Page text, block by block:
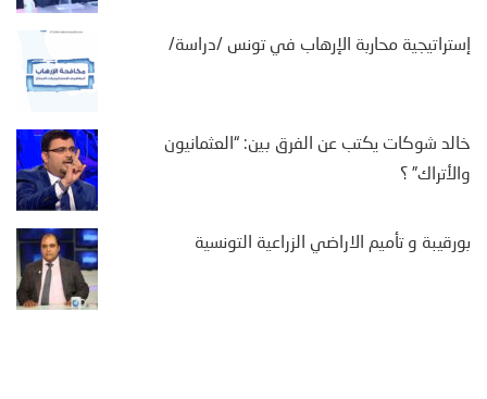
إستراتيجية محاربة الإرهاب في تونس /دراسة/
خالد شوكات يكتب عن الفرق بين: “العثمانيون
والأتراك” ؟
بورقيبة و تأميم الاراضي الزراعية التونسية